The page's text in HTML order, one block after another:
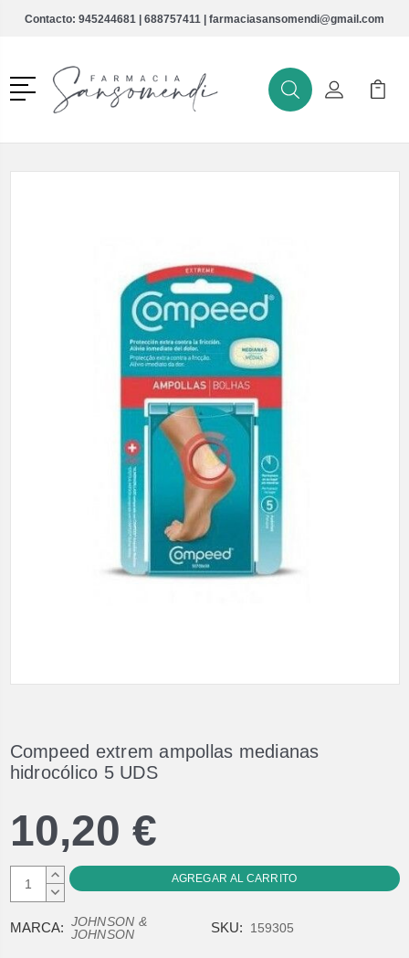
Contacto: 945244681 | 688757411 | farmaciasansomendi@gmail.com
Menú
BuscarMi Cuenta
Mi
Compeed extrem ampollas medianas
hidrocólico 5 UDS
10,20 €
AUMENTAR
CANTIDAD:
DISMINUIR
MARCA: JOHNSON &
JOHNSON
SKU: 159305